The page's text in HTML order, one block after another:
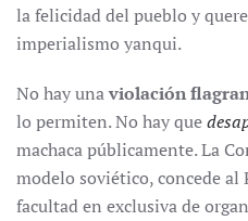
la felicidad del pueblo y
imperialismo yanqui.
No hay unaviolación
lo permiten. No hay que
machaca públicamente. La
modelo soviético, concede
facultad en exclusiva de